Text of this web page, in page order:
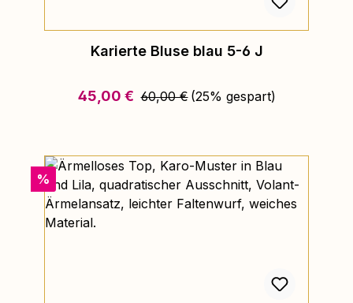
Karierte Bluse blau 5-6 J
Verkaufspreis:
45,00 € Regulärer Preis:
60,00 € (25% gespart)
Rabatt
%